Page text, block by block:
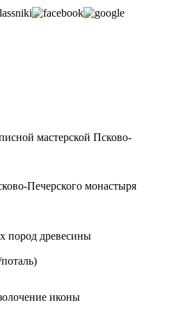
мастерской Псково-
Печерского монастыря
пород древесины
иконы